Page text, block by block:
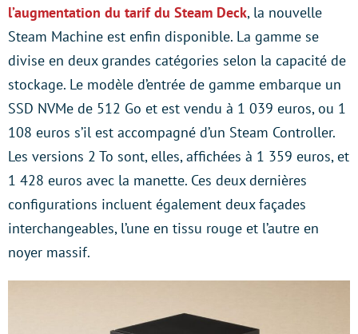
l’augmentation du tarif du Steam Deck, la nouvelle
Steam Machine est enfin disponible. La gamme se
divise en deux grandes catégories selon la capacité de
stockage. Le modèle d’entrée de gamme embarque un
SSD NVMe de 512 Go et est vendu à 1 039 euros, ou 1
108 euros s’il est accompagné d’un Steam Controller.
Les versions 2 To sont, elles, affichées à 1 359 euros, et
1 428 euros avec la manette. Ces deux dernières
configurations incluent également deux façades
interchangeables, l’une en tissu rouge et l’autre en
noyer massif.